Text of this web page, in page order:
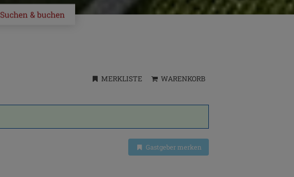
Suchen & buchen
MERKLISTE WARENKORB
Gastgeber merken